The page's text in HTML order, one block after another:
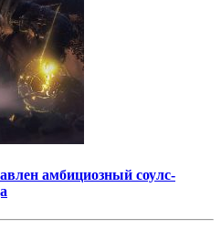
амбициозный соулс-